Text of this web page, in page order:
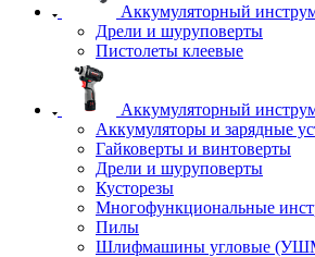
Аккумуляторный
Дрели и шуруповерты
Пистолеты клеевые
Аккумуляторный
Аккумуляторы и зарядные
Гайковерты и винтоверты
Дрели и шуруповерты
Кусторезы
Многофункциональные
Пилы
Шлифмашины угловые